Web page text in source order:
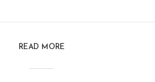
READ MORE